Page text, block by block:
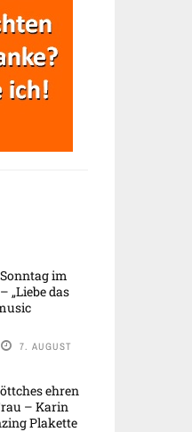
im
„Liebe das
7. AUGUST
ehren
– Karin
Plakette